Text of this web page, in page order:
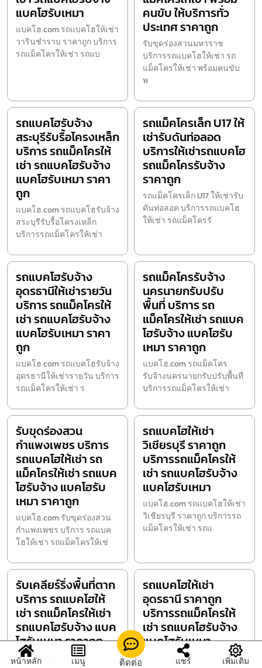
แบคโฮรับเหมา
แบคโฮ.com รถแบคโฮให้เช่า
วารินชำราบ ราคาถูก บริการ
รถแม็คโครให้เช่า รถแบ
คนขับ ให้บริการทั่ว
ประเทศ ราคาถูก
รับขุดร่องสวนมหาราช
บริการรถแบคโฮให้เช่า รถ
แม็คโครให้เช่า พร้อมคนขับ
พ
รถแบคโฮรับจ้าง
สระบุรีรับรื้อโครงเหล็ก
บริการ รถแม็คโครให้
เช่า รถแบคโฮรับจ้าง
แบคโฮรับเหมา ราคา
ถูก
แบคโฮ.com รถแบคโฮรับจ้าง
สระบุรีรับรื้อโครงเหล็ก
บริการรถแม็คโครให้เช่า
รถแม็คโครเล็ก U17 ให้
เช่ารับดันท่อลอด
บริการให้เช่ารถแบคโฮ
รถแม็คโครรับจ้าง
ราคาถูก
รถแม็คโครเล็ก U17 ให้เช่ารับ
ดันท่อลอด บริการรถแบคโฮ
ให้เช่า รถแม็คโครรั
รถแบคโฮรับจ้าง
อุดรธานีให้เช่ารายวัน
บริการ รถแม็คโครให้
เช่า รถแบคโฮรับจ้าง
แบคโฮรับเหมา ราคา
ถูก
แบคโฮ.com รถแบคโฮรับจ้าง
อุดรธานีให้เช่ารายวัน บริการ
รถแม็คโครให้เช่า ร
รถแม็คโครรับจ้าง
นครนายกรับปรับ
พื้นที่ บริการ รถ
แม็คโครให้เช่า รถแบค
โฮรับจ้าง แบคโฮรับ
เหมา ราคาถูก
แบคโฮ.com รถแม็คโคร
รับจ้างนครนายกรับปรับพื้นที่
บริการรถแม็คโครให้เช่า
รับขุดร่องสวน
กำแพงเพชร บริการ
รถแบคโฮให้เช่า รถ
แม็คโครให้เช่า รถแบค
โฮรับจ้าง แบคโฮรับ
เหมา ราคาถูก
แบคโฮ.com รับขุดร่องสวน
กำแพงเพชร บริการ รถแบค
โฮให้เช่า รถแม็คโครให้เช่
รถแบคโฮให้เช่า
วิเชียรบุรี ราคาถูก
บริการรถแม็คโครให้
เช่า รถแบคโฮรับจ้าง
แบคโฮรับเหมา
แบคโฮ.com รถแบคโฮให้เช่า
วิเชียรบุรี ราคาถูก บริการรถ
แม็คโครให้เช่า รถแ
รับเคลียร์ริ่งพื้นที่ตาก
บริการ รถแบคโฮให้
เช่า รถแม็คโครให้เช่า
รถแบคโฮรับจ้าง แบค
โฮรับเหมา ราคาถูก
แบคโฮ.com รับเคลียร์ริ่งพื้นที่
รถแบคโฮให้เช่า
อุดรธานี ราคาถูก
บริการรถแม็คโครให้
เช่า รถแบคโฮรับจ้าง
แบคโฮรับเหมา
แบคโฮ.com รถแบคโฮให้เช่า
หน้าหลัก เมนู ติดต่อ แชร์ เพิ่มเติม